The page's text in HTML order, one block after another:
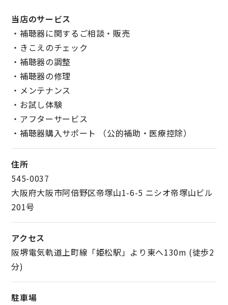
当店のサービス
・補聴器に関するご相談・販売
・きこえのチェック
・補聴器の調整
・補聴器の修理
・メンテナンス
・お試し体験
・アフターサービス
・補聴器購入サポート （公的補助・医療控除）
住所
545-0037
大阪府大阪市阿倍野区帝塚山1-6-5 ニシオ帝塚山ビル
201号
アクセス
阪堺電気軌道上町線「姫松駅」より東へ130m (徒歩2
分)
駐車場